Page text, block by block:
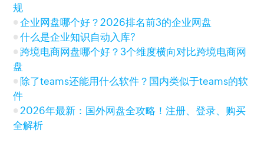
规
企业网盘哪个好？2026排名前3的企业网盘
什么是企业知识自动入库?
跨境电商网盘哪个好？3个维度横向对比跨境电商网
盘
除了teams还能用什么软件？国内类似于teams的软
件
2026年最新：国外网盘全攻略！注册、登录、购买
全解析